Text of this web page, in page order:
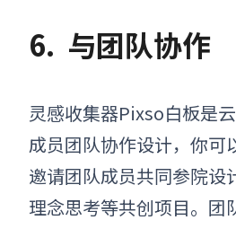
6. 与团队协作
灵感收集器Pixso白板是
成员团队协作设计，你可
邀请团队成员共同参院设
理念思考等共创项目。团